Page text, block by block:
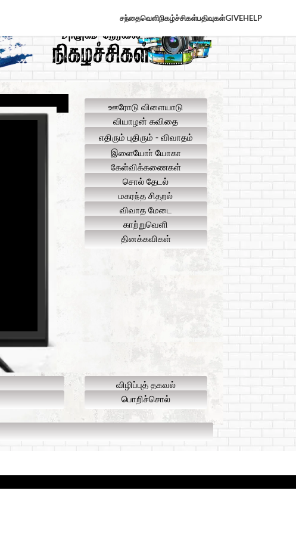
சந்தைவெளிநிகழ்ச்சிகள்பதிவுகள்GIVEHELP
ஊரோடு விளையாடு
வியாழன் கவிதை
எதிரும் புதிரும் - விவாதம்
இளையோா் யோகா
கேள்விக்கணைகள்
சொல் தேடல்
மகரந்த சிதறல்
விவாத மேடை
காற்றுவெளி
தினக்கவிகள்
விழிப்புத் தகவல்
பொறிச்சொல்